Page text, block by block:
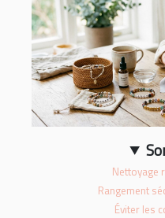
Nettoyage
Rangement
Éviter les